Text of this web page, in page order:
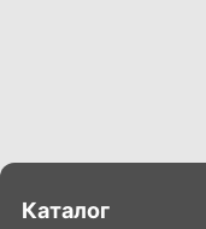
Каталог